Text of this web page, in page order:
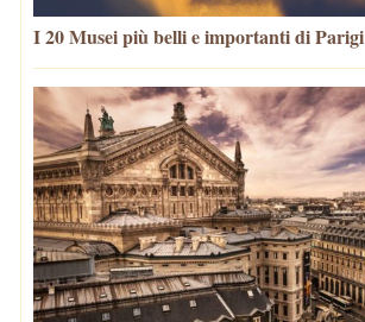
I 20 Musei più belli e importanti di Parigi